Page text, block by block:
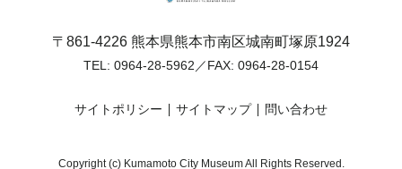
〒861-4226 熊本県熊本市南区城南町塚原1924
TEL: 0964-28-5962 ／FAX: 0964-28-0154
サイトポリシー サイトマップ 問い合わせ
Copyright (c) Kumamoto City Museum All Rights Reserved.